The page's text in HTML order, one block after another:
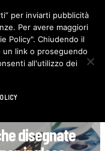
F
c
e
b
o
I
n
s
t
disegnate
per inviarti pubblicità
Per avere maggiori
Policy". Chiudendo il
un link o proseguendo
all'utilizzo dei